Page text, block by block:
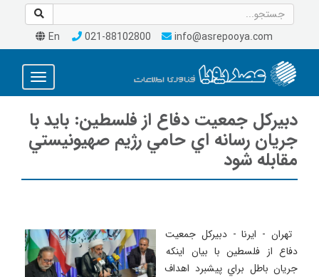
En 021-88102800 info@asrepooya.com
Toggle
دبيركل جمعيت دفاع از فلسطين: بايد با
جريان رسانه اي حامي رژيم صهيونيستي
مقابله شود
تهران - ايرنا - دبيركل جمعيت
دفاع از فلسطين با بيان اينكه
جريان باطل براي پيشبرد اهداف